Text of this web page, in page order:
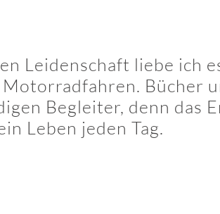
Leidenschaft liebe ich
Bücher
Begleiter, denn das
Leben jeden Tag.